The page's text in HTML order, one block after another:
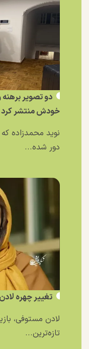
دو تصویر
خودش منتشر کرد
نوید محمدزاده
دور شده...
تغییر چهره
لادن مستوفی،
تازه‌ترین...